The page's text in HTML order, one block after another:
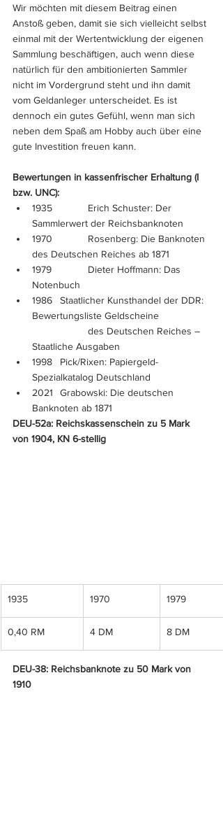
Wir möchten mit diesem Beitrag einen
Anstoß geben, damit sie sich vielleicht selbst
einmal mit der Wertentwicklung der eigenen
Sammlung beschäftigen, auch wenn diese
natürlich für den ambitionierten Sammler
nicht im Vordergrund steht und ihn damit
vom Geldanleger unterscheidet. Es ist
dennoch ein gutes Gefühl, wenn man sich
neben dem Spaß am Hobby auch über eine
gute Investition freuen kann.
Bewertungen in kassenfrischer Erhaltung (I
bzw. UNC):
1935		Erich Schuster: Der
Sammlerwert der Reichsbanknoten
1970		Rosenberg: Die Banknoten
des Deutschen Reiches ab 1871
1979		Dieter Hoffmann: Das
Notenbuch
1986	Staatlicher Kunsthandel der DDR:
Bewertungsliste Geldscheine
Staatliche Ausgaben
1998	Pick/Rixen: Papiergeld-
Spezialkatalog Deutschland
2021	Grabowski: Die deutschen
Banknoten ab 1871
DEU-52a: Reichskassenschein zu 5 Mark
von 1904, KN 6-stellig
1935 1970 1979
0,40 RM 4 DM 8 DM
DEU-38: Reichsbanknote zu 50 Mark von
1910